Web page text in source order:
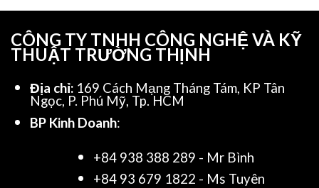
CÔNG TY TNHH CÔNG NGHỆ VÀ KỸ
THUẬT TRƯỜNG THỊNH
Địa chỉ: 169 Cách Mạng Tháng Tám, KP Tân
Ngọc, P. Phú Mỹ, Tp. HCM
BP Kinh Doanh:
+84 938 388 289 - Mr Bình
+84 93 679 1822 - Ms Tuyên